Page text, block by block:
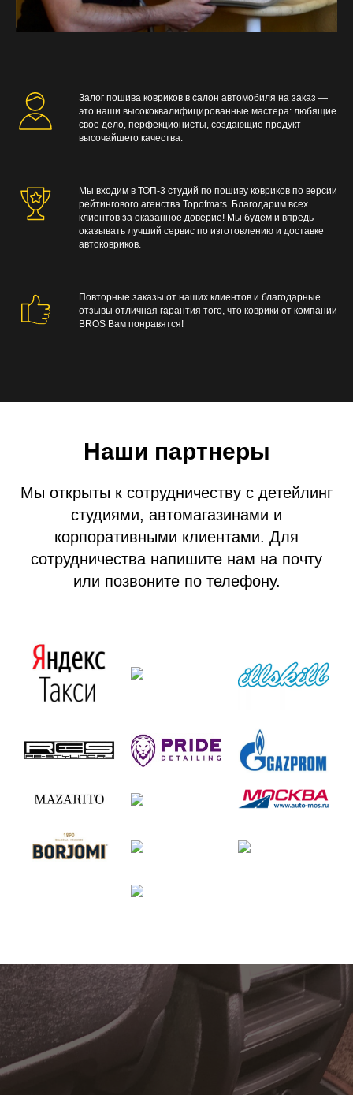
Залог пошива ковриков в салон автомобиля на заказ —
это наши высококвалифицированные мастера: любящие
свое дело, перфекционисты, создающие продукт
высочайшего качества.
Мы входим в ТОП-3 студий по пошиву ковриков по версии
рейтингового агенства Topofmats. Благодарим всех
клиентов за оказанное доверие! Мы будем и впредь
оказывать лучший сервис по изготовлению и доставке
автоковриков.
Повторные заказы от наших клиентов и благодарные
отзывы отличная гарантия того, что коврики от компании
BROS Вам понравятся!
Наши партнеры
Мы открыты к сотрудничеству с детейлинг
студиями, автомагазинами и
корпоративными клиентами. Для
сотрудничества напишите нам на почту
или позвоните по телефону.